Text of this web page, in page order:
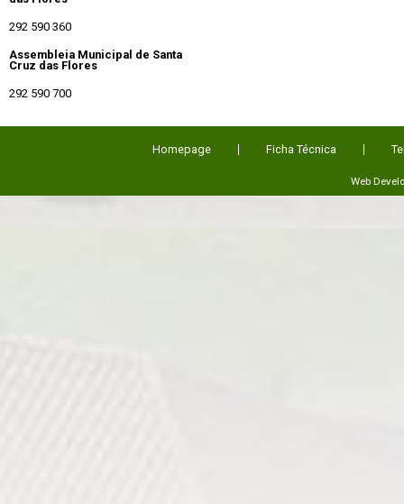
292 590 360
Assembleia Municipal de Santa
Cruz das Flores
292 590 700
Homepage Ficha Técnica
Web